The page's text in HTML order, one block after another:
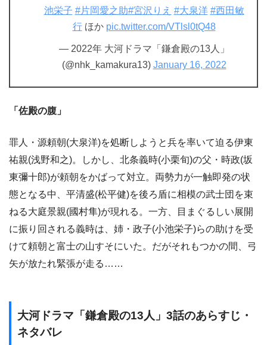
池栄子 #片岡愛之助#宮沢りえ #大泉洋 #西田敏
行ほか pic.twitter.com/VTlsl0tQ48
— 2022年 大河ドラマ「鎌倉殿の13人」
(@nhk_kamakura13) January 16, 2022
「佐殿の腹」
罪人・源頼朝(大泉洋)を処断しようと兵を率いて迫る伊東
祐親(浅野和之)。しかし、北条義時(小栗旬)の父・時政(坂
東彌十郎)が頼朝をかばって対立。両勢力が一触即発の状
態となる中、平清盛(松平健)を後ろ盾に相模の武士団を束
ねる大庭景親(國村隼)が現れる。一方、目まぐるしい展開
に振り回される義時は、姉・政子(小池栄子)らの助けを受
けて頼朝と富士の山すそにいた。だがそれもつかの間、弓
矢が放たれ緊張が走る……
大河ドラマ「鎌倉殿の13人」3話のあらすじ・
ネタバレ